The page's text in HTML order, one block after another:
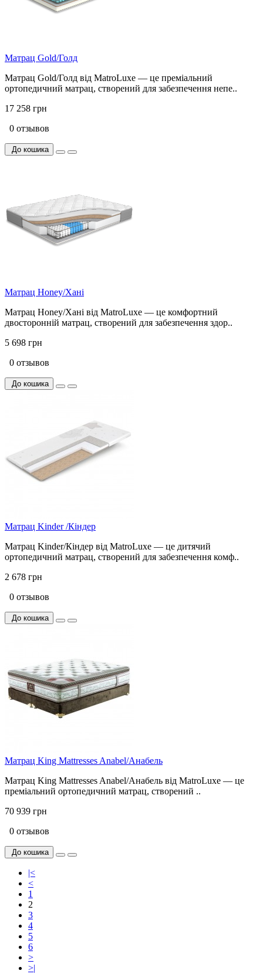
Матрац Gold/Голд
Матрац Gold/Голд від MatroLuxe — це преміальний
ортопедичний матрац, створений для забезпечення непе..
17 258 грн
0 отзывов
До кошика
Матрац Honey/Хані
Матрац Honey/Хані від MatroLuxe — це комфортний
двосторонній матрац, створений для забезпечення здор..
5 698 грн
0 отзывов
До кошика
Матрац Kinder /Кіндер
Матрац Kinder/Кіндер від MatroLuxe — це дитячий
ортопедичний матрац, створений для забезпечення комф..
2 678 грн
0 отзывов
До кошика
Матрац King Mattresses Anabel/Анабель
Матрац King Mattresses Anabel/Анабель від MatroLuxe — це
преміальний ортопедичний матрац, створений ..
70 939 грн
0 отзывов
До кошика
|<
<
1
2
3
4
5
6
>
>|